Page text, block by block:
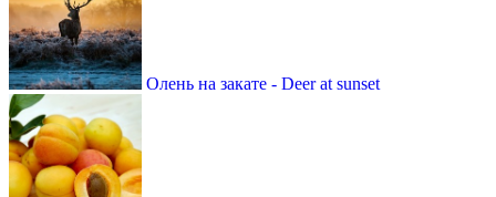
Олень на закате - Deer at sunset